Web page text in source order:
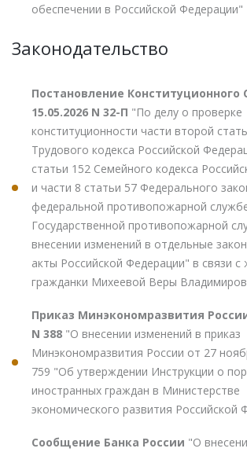
обеспечении в Российской Федерации"
Законодательство
Постановление Конституционного
15.05.2026 N 32-П "По делу о проверке
конституционности части второй
Трудового кодекса Российской
статьи 152 Семейного кодекса
и части 8 статьи 57 Федерального
федеральной противопожарной
Государственной противопожарной
внесении изменений в отдельные
акты Российской Федерации" в связи
гражданки Михеевой Веры
Приказ Минэкономразвития
N 388 "О внесении изменений в приказ
Минэкономразвития России от 27
759 "Об утверждении Инструкции о
иностранных граждан в Министерстве
экономического развития Российской
Сообщение Банка России "О